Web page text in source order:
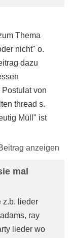
Thema
nicht" o.
dazu
von
thread s.
Müll" ist
anzeigen
mal
z.b. lieder
ray
lieder wo